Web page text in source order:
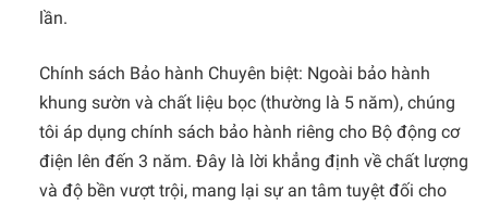
lần.
Chính sách Bảo hành Chuyên biệt: Ngoài bảo hành
khung sườn và chất liệu bọc (thường là 5 năm), chúng
tôi áp dụng chính sách bảo hành riêng cho Bộ động cơ
điện lên đến 3 năm. Đây là lời khẳng định về chất lượng
và độ bền vượt trội, mang lại sự an tâm tuyệt đối cho